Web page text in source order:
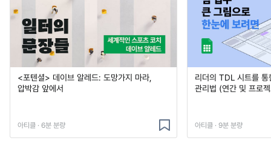
<포텐셜> 데이브 알레드: 도망가지 마라,
압박감 앞에서
아티클 · 6분 분량
리더의 TDL 시트를
관리법 (연간 및 프로
아티클 · 9분 분량